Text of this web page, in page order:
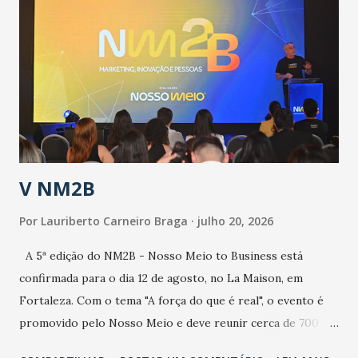
epidemia comum, como temos em todos os anos, com
aumento de casos de dengue, influenza ou H1N1. Trata-se
de uma epidemia com um vírus diferente, com um poder de
contaminação maior que outros coronavírus”, apontou o
secretário. Segundo ele, é uma epidemia com chance de
contaminação alta, podendo gerar um grande risco à
população e ao sistema de saúde. “Precisamos saber fazer a
estratificação do risco da doença, para não so...
V NM2B
Por Lauriberto Carneiro Braga julho 20, 2026
A 5ª edição do NM2B - Nosso Meio to Business está
confirmada para o dia 12 de agosto, no La Maison, em
Fortaleza. Com o tema "A força do que é real", o evento é
promovido pelo Nosso Meio e deve reunir cerca de 700